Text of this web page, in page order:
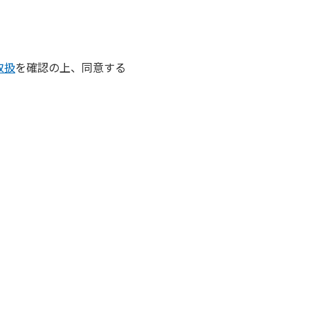
扱を確認の上、同意する